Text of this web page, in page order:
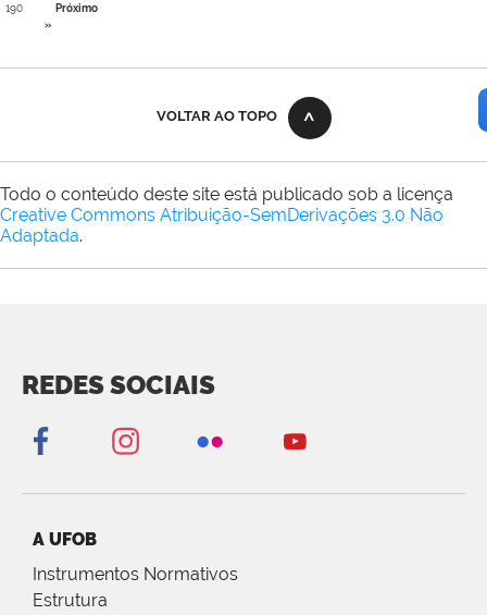
190
Próximo
»
VOLTAR AO TOPO
Todo o conteúdo deste site está publicado sob a licença
Creative Commons Atribuição-SemDerivações 3.0 Não
Adaptada.
REDES SOCIAIS
A UFOB
Instrumentos Normativos
Estrutura